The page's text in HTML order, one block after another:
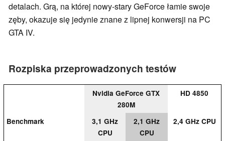
detalach. Grą, na której nowy-stary GeForce łamie swoje
zęby, okazuje się jedynie znane z lipnej konwersji na PC
GTA IV.
Rozpiska przeprowadzonych testów
Nvidia GeForce GTX
280M
HD 4850
Benchmark
3,1 GHz
CPU
2,1 GHz
CPU
2,4 GHz CPU